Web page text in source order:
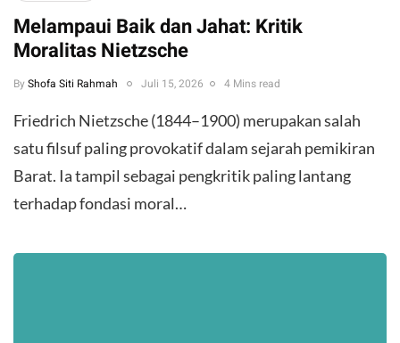
Melampaui Baik dan Jahat: Kritik
Moralitas Nietzsche
By Shofa Siti Rahmah Juli 15, 2026 4 Mins read
Friedrich Nietzsche (1844–1900) merupakan salah
satu filsuf paling provokatif dalam sejarah pemikiran
Barat. Ia tampil sebagai pengkritik paling lantang
terhadap fondasi moral…